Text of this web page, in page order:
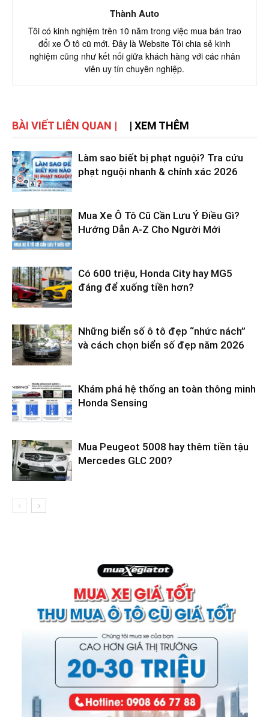
Thành Auto
Tôi có kinh nghiệm trên 10 năm trong việc mua bán trao
đổi xe Ô tô cũ mới. Đây là Website Tôi chia sẻ kinh
nghiệm cũng như kết nối giữa khách hàng với các nhân
viên uy tín chuyên nghiệp.
BÀI VIẾT LIÊN QUAN | | XEM THÊM
Làm sao biết bị phạt nguội? Tra cứu
phạt nguội nhanh & chính xác 2026
Mua Xe Ô Tô Cũ Cần Lưu Ý Điều Gì?
Hướng Dẫn A-Z Cho Người Mới
Có 600 triệu, Honda City hay MG5
đáng để xuống tiền hơn?
Những biển số ô tô đẹp “nhức nách”
và cách chọn biển số đẹp năm 2026
Khám phá hệ thống an toàn thông minh
Honda Sensing
Mua Peugeot 5008 hay thêm tiền tậu
Mercedes GLC 200?